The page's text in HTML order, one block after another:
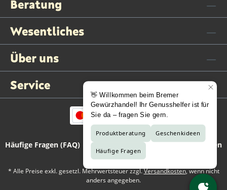
Beratung
Wesentliches
Über uns
Service
Häufige Fragen (FAQ) Kontaktformular Vertrag widerrufen
* Alle Preise exkl. gesetzl. Mehrwertsteuer zzgl.Versandkosten, wenn nicht
anders angegeben.